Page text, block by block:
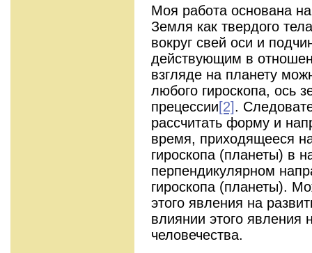
Моя работа основана
Земля как твердого
вокруг свей оси и
действующим в
взгляде на планету
любого гироскопа, ось
прецессии[2].
рассчитать форму и
время, приходящееся
гироскопа (планеты) в
перпендикулярном
гироскопа (планеты).
этого явления на
влиянии это­го явления
человечества.